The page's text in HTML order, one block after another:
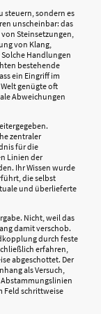
steuern, sondern es
unscheinbar: das
Steinsetzungen,
von Klang,
Handlungen
bestehende
ein Eingriff im
genügte oft
Abweichungen
zentraler
für die
Linien der
Ihr Wissen wurde
die selbst
und überlieferte
Nicht, weil das
damit verschob.
durch feste
erfahren,
abgeschottet. Der
als Versuch,
Feld schrittweise